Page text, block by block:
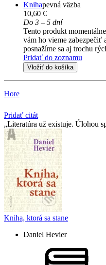
Knihapevná väzba
10,60 €
Do 3 – 5 dní
Tento produkt
vám ho vieme zabezpečiť
posnažíme sa aj trochu
Pridať do zoznamu
Vložiť do košíka
Hore
Pridať citát
Literatúra už existuje. Úlohou
Kniha, ktorá sa stane
Daniel Hevier